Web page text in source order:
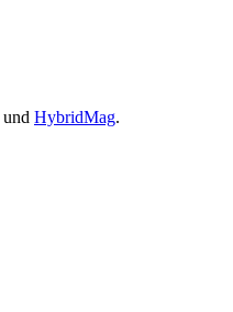
und HybridMag.